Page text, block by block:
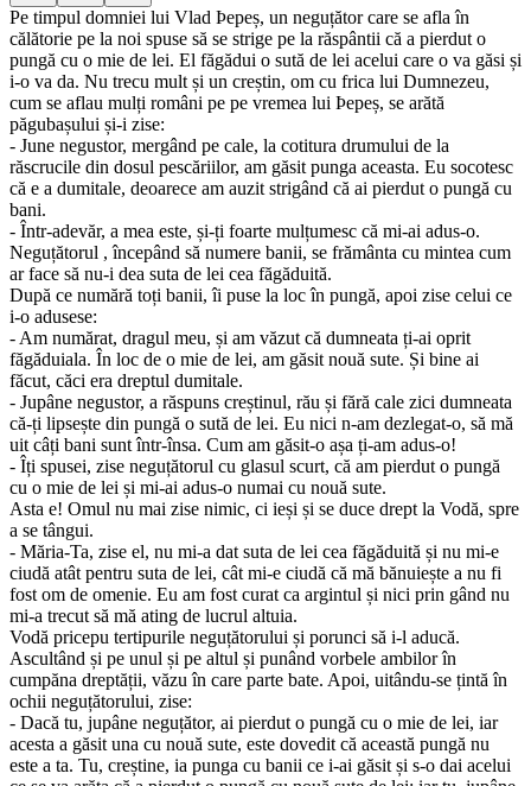
Pe timpul domniei lui Vlad Þepeș, un neguțător care se afla în
călătorie pe la noi spuse să se strige pe la răspântii că a pierdut o
pungă cu o mie de lei. El făgădui o sută de lei acelui care o va găsi și
i-o va da. Nu trecu mult și un creștin, om cu frica lui Dumnezeu,
cum se aflau mulți români pe pe vremea lui Þepeș, se arătă
păgubașului și-i zise:
- June negustor, mergând pe cale, la cotitura drumului de la
răscrucile din dosul pescăriilor, am găsit punga aceasta. Eu socotesc
că e a dumitale, deoarece am auzit strigând că ai pierdut o pungă cu
bani.
- Într-adevăr, a mea este, și-ți foarte mulțumesc că mi-ai adus-o.
Neguțătorul , începând să numere banii, se frământa cu mintea cum
ar face să nu-i dea suta de lei cea făgăduită.
După ce numără toți banii, îi puse la loc în pungă, apoi zise celui ce
i-o adusese:
- Am numărat, dragul meu, și am văzut că dumneata ți-ai oprit
făgăduiala. În loc de o mie de lei, am găsit nouă sute. Și bine ai
făcut, căci era dreptul dumitale.
- Jupâne negustor, a răspuns creștinul, rău și fără cale zici dumneata
că-ți lipsește din pungă o sută de lei. Eu nici n-am dezlegat-o, să mă
uit câți bani sunt într-însa. Cum am găsit-o așa ți-am adus-o!
- Îți spusei, zise neguțătorul cu glasul scurt, că am pierdut o pungă
cu o mie de lei și mi-ai adus-o numai cu nouă sute.
Asta e! Omul nu mai zise nimic, ci ieși și se duce drept la Vodă, spre
a se tângui.
- Măria-Ta, zise el, nu mi-a dat suta de lei cea făgăduită și nu mi-e
ciudă atât pentru suta de lei, cât mi-e ciudă că mă bănuiește a nu fi
fost om de omenie. Eu am fost curat ca argintul și nici prin gând nu
mi-a trecut să mă ating de lucrul altuia.
Vodă pricepu tertipurile neguțătorului și porunci să i-l aducă.
Ascultând și pe unul și pe altul și punând vorbele ambilor în
cumpăna dreptății, văzu în care parte bate. Apoi, uitându-se țintă în
ochii neguțătorului, zise:
- Dacă tu, jupâne neguțător, ai pierdut o pungă cu o mie de lei, iar
acesta a găsit una cu nouă sute, este dovedit că această pungă nu
este a ta. Tu, creștine, ia punga cu banii ce i-ai găsit și s-o dai acelui